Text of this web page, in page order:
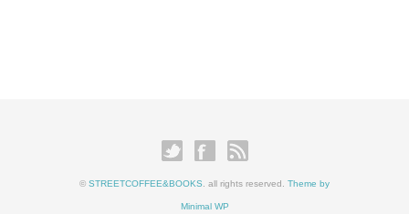
© STREETCOFFEE&BOOKS . all rights reserved. Theme by
Minimal WP